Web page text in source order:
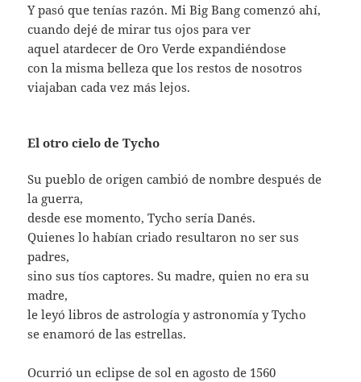
Y pasó que tenías razón. Mi Big Bang comenzó ahí,
cuando dejé de mirar tus ojos para ver
aquel atardecer de Oro Verde expandiéndose
con la misma belleza que los restos de nosotros
viajaban cada vez más lejos.
El otro cielo de Tycho
Su pueblo de origen cambió de nombre después de
la guerra,
desde ese momento, Tycho sería Danés.
Quienes lo habían criado resultaron no ser sus
padres,
sino sus tíos captores. Su madre, quien no era su
madre,
le leyó libros de astrología y astronomía y Tycho
se enamoró de las estrellas.
Ocurrió un eclipse de sol en agosto de 1560